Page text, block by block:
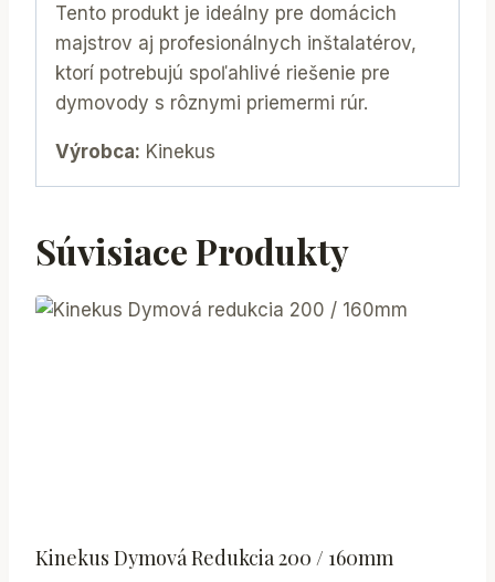
Tento produkt je ideálny pre domácich
majstrov aj profesionálnych inštalatérov,
ktorí potrebujú spoľahlivé riešenie pre
dymovody s rôznymi priemermi rúr.
Výrobca: Kinekus
Súvisiace Produkty
Kinekus Dymová Redukcia 200 / 160mm